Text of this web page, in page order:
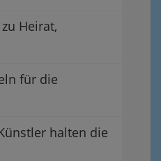
Heirat,
für die
halten die